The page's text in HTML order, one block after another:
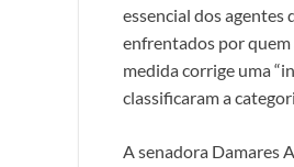
essencial dos
enfrentados por quem
medida corrige uma
classificaram a
A senadora Damares